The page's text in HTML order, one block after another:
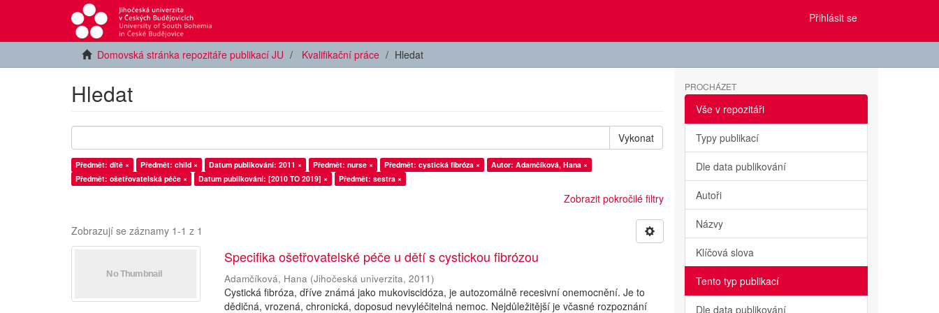
Přihlásit se
Domovská stránka repozitáře publikací JU Kvalifikační práce Hledat
Hledat
Vykonat
Předmět: dítě × Předmět: child × Datum publikování: 2011 × Předmět: nurse × Předmět: cystická fibróza ×
Autor: Adamčíková, Hana ×
Předmět: ošetřovatelská péče ×
Datum publikování: [2010 TO 2019] × Předmět: sestra ×
Zobrazit pokročilé filtry
Zobrazují se záznamy 1-1 z 1
Specifika ošetřovatelské péče u dětí s cystickou fibrózou
Adamčíková, Hana (Jihočeská univerzita,2011)
Cystická fibróza, dříve známá jako mukoviscidóza, je autozomálně recesivní onemocnění. Je to
dědičná, vrozená, chronická, doposud nevyléčitelná nemoc. Nejdůležitější je včasné rozpoznání
PROCHÁZET
Vše v repozitáři
Typy publikací
Dle data publikování
Autoři
Názvy
Klíčová slova
Tento typ publikací
Dle data publikování